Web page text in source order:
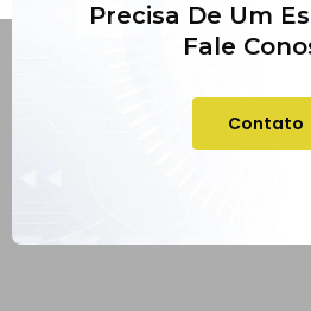
Precisa De Um
Fale
Contato